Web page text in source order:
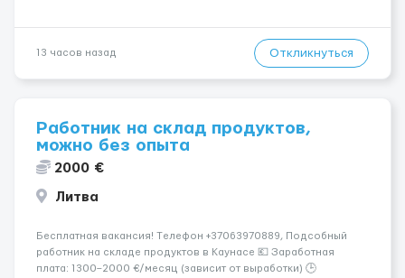
13 часов назад Откликнуться
Работник на склад продуктов,
можно без опыта
2000 €
Литва
Бесплатная вакансия! Tелефон +37063970889, Подсобный
работник на складе продуктов в Каунасе 💶 Заработная
плата: 1300–2000 €/месяц (зависит от выработки) 🕒